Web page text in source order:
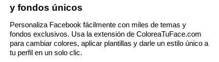
y fondos únicos
Personaliza Facebook fácilmente con miles de temas y
fondos exclusivos. Usa la extensión de ColoreaTuFace.com
para cambiar colores, aplicar plantillas y darle un estilo único a
tu perfil en un solo clic.